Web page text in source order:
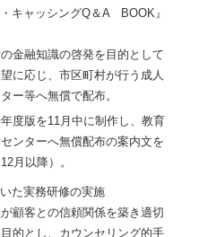
キャッシングQ＆A BOOK』
金融知識の啓発を目的として
に応じ、市区町村が行う成人
ー等へ無償で配布。
度版を11月中に制作し、教育
ンターへ無償配布の案内文を
月以降）。
た実務研修の実施
顧客との信頼関係を築き適切
的とし、カウンセリング的手